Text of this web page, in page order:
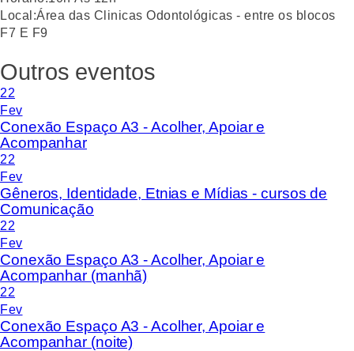
Local:Área das Clinicas Odontológicas - entre os blocos
F7 E F9
Outros eventos
22
Fev
Conexão Espaço A3 - Acolher, Apoiar e
Acompanhar
22
Fev
Gêneros, Identidade, Etnias e Mídias - cursos de
Comunicação
22
Fev
Conexão Espaço A3 - Acolher, Apoiar e
Acompanhar (manhã)
22
Fev
Conexão Espaço A3 - Acolher, Apoiar e
Acompanhar (noite)